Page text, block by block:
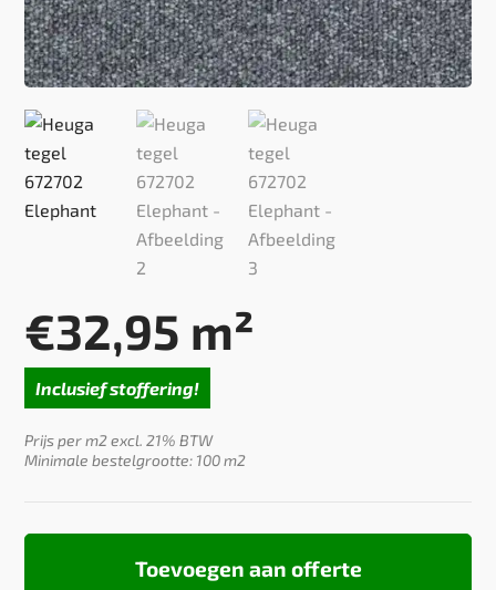
€32,95 m²
Inclusief stoffering!
Prijs per m2 excl. 21% BTW
Minimale bestelgrootte: 100 m2
Toevoegen aan offerte